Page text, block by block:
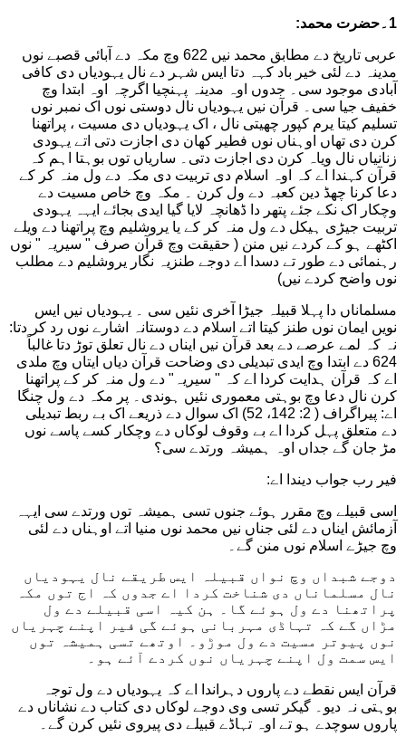
1۔حضرت محمد:
عربی تاریخ دے مطابق محمد نیں 622 وچ مکہ دے آبائی قصبے نوں
مدینہ دے لئی خیر باد کہہ دتا ایس شہر دے نال یہودیاں دی کافی
آبادی موجود سی۔ جدوں اوہ مدینہ پہنچیا اگرچہ اوہ ابتدا وچ
خفیف جیا سی۔ قرآن نیں یہودیاں نال دوستی نوں اک نمبر نوں
تسلیم کیتا یرم کپور چھیتی نال ، اک یہودیاں دی مسیت ، پراتھنا
کرن دی تھاں اوہناں نوں فطیر کھان دی اجازت دتی اتے یہودی
زنانیاں نال ویاہ کرن دی اجازت دتی۔ ساریاں توں بوہتا اہم کہ
قرآن کہندا اے کہ اوہ اسلام دی تربیت دی مکہ دے ول منہ کر کے
دعا کرنا چھڈ دین کعبہ دے ول کرن ۔ مکہ وچ خاص مسیت دے
وچکار اک نکے جئے پتھر دا ڈھانچہ لایا گیا ایدی بجائے ایہہ یہودی
تربیت جیڑی ہیکل دے ول منہ کر کے یا یروشلیم وچ پراتھنا دے ویلے
اکٹھے ہو کے کردے نیں منن ( حقیقت وچ قرآن صرف " سیریہ " نوں
رہنمائی دے طور تے دسدا اے دوجے طنزیہ نگار یروشلیم دے مطلب
نوں واضح کردے نیں)
مسلماناں دا پہلا قبیلہ جیڑا آخری نئیں سی ۔ یہودیاں نیں ایس
نویں ایمان نوں طنز کیتا اتے اسلام دے دوستانہ اشارے نوں رد کر دتا:
نہ کہ لمے عرصے دے بعد قرآن نیں ایناں دے نال تعلق توڑ دتا غالباً
624 دے ابتدا وچ ایدی تبدیلی دی وضاحت قرآن دیاں ایتاں وچ ملدی
اے کہ قرآن ہدایت کردا اے کہ " سیریہ" دے ول منہ کر کے پراتھنا
کرن نال دعا وچ بوہتی معموری نئیں ہوندی۔ پر مکہ دے ول چنگا
اے: پیراگراف ( 2: 142، 52) اک سوال دے ذریعے اک بے ربط تبدیلی
دے متعلق پہل کردا اے بے وقوف لوکاں دے وچکار کسے پاسے نوں
مڑ جان گے جداں اوہ ہمیشہ ورتدے سی؟
فیر رب جواب دیندا اے:
اسی قبیلے وچ مقرر ہوئے جنوں تسی ہمیشہ توں ورتدے سی ایہہ
آزمائش ایناں دے لئی جناں نیں محمد نوں منیا اتے اوہناں دے لئی
وچ جیڑے اسلام نوں منن گے۔
دوجے شبداں وچ نواں قبیلہ ایس طریقے نال یہودیاں
نال مسلماناں دی شناخت کردا اے جدوں کہ اج توں مکہ
پراتھنا دے ول ہوئے گا۔ ہن کیہ اسی قبیلے دے ول
مڑاں گے کہ تہاڈی مہربانی ہوئے گی فیر اپنے چہریاں
نوں پیوتر مسیت دے ول موڑو۔ اوتھے تسی ہمیشہ توں
ایس سمت ول اپنے چہریاں نوں کردے آئے ہو۔
قرآن ایس نقطے دے پاروں دہراندا اے کہ یہودیاں دے ول توجہ
بوہتی نہ دیو۔ گیکر تسی وی دوجے لوکاں دی کتاب دے نشاناں دے
پاروں سوچدے ہو تے اوہ تہاڈے قبیلے دی پیروی نئیں کرن گے۔